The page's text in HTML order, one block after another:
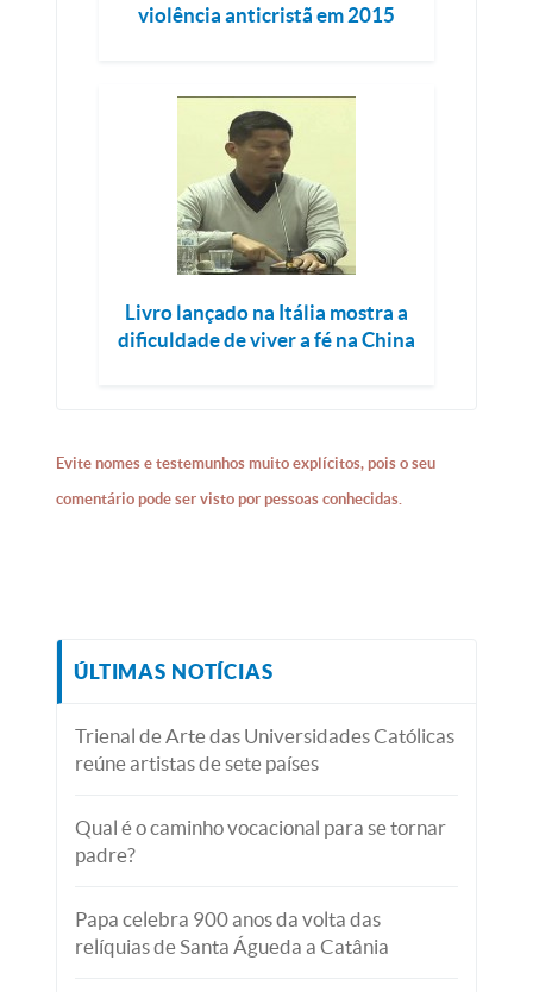
violência anticristã em 2015
Livro lançado na Itália mostra a
dificuldade de viver a fé na China
Evite nomes e testemunhos muito explícitos, pois o seu
comentário pode ser visto por pessoas conhecidas.
ÚLTIMAS NOTÍCIAS
Trienal de Arte das Universidades Católicas
reúne artistas de sete países
Qual é o caminho vocacional para se tornar
padre?
Papa celebra 900 anos da volta das
relíquias de Santa Águeda a Catânia